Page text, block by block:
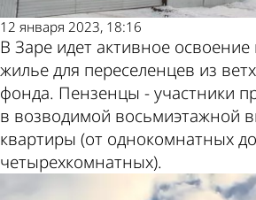
12 января 2023, 18:16
В Заре идет активное
жилье для переселенцев из
фонда. Пензенцы - участники
в возводимой восьмиэтажной
квартиры (от однокомнатных до
четырехкомнатных).
по
валют
Пензе